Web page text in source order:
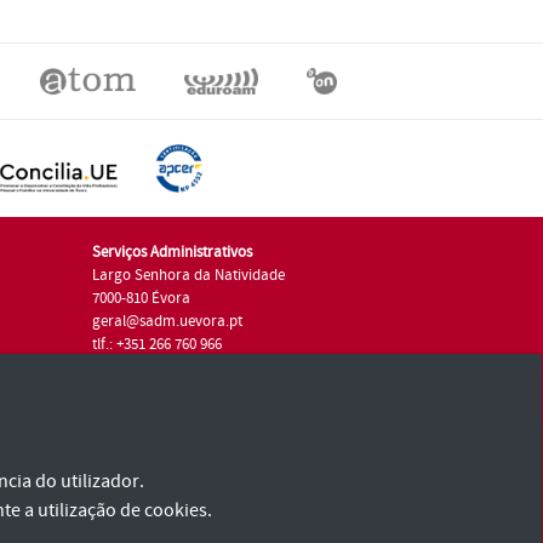
Serviços Administrativos
Largo Senhora da Natividade
7000-810 Évora
geral@sadm.uevora.pt
tlf.: +351 266 760 966
do utilizador.
a utilização de cookies.